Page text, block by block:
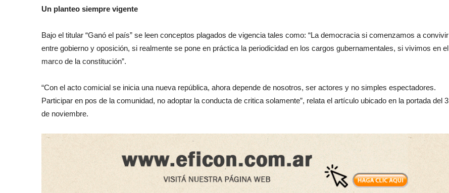
Un planteo siempre vigente
Bajo el titular “Ganó el país” se leen conceptos plagados de vigencia tales como: “La democracia si comenzamos a convivir
entre gobierno y oposición, si realmente se pone en práctica la periodicidad en los cargos gubernamentales, si vivimos en el
marco de la constitución”.
“Con el acto comicial se inicia una nueva república, ahora depende de nosotros, ser actores y no simples espectadores.
Participar en pos de la comunidad, no adoptar la conducta de critica solamente”, relata el artículo ubicado en la portada del 3
de noviembre.